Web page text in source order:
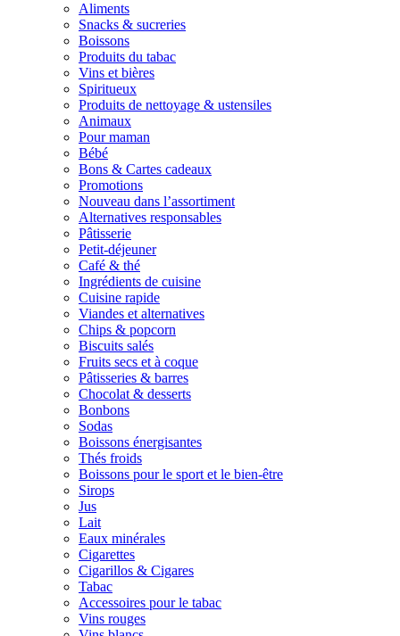
Aliments
Snacks & sucreries
Boissons
Produits du tabac
Vins et bières
Spiritueux
Produits de nettoyage & ustensiles
Animaux
Pour maman
Bébé
Bons & Cartes cadeaux
Promotions
Nouveau dans l’assortiment
Alternatives responsables
Pâtisserie
Petit-déjeuner
Café & thé
Ingrédients de cuisine
Cuisine rapide
Viandes et alternatives
Chips & popcorn
Biscuits salés
Fruits secs et à coque
Pâtisseries & barres
Chocolat & desserts
Bonbons
Sodas
Boissons énergisantes
Thés froids
Boissons pour le sport et le bien-être
Sirops
Jus
Lait
Eaux minérales
Cigarettes
Cigarillos & Cigares
Tabac
Accessoires pour le tabac
Vins rouges